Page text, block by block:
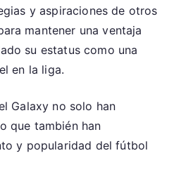
y aspiraciones de otros
mantener una ventaja
su estatus como una
en la liga.
Galaxy no solo han
que también han
y popularidad del fútbol